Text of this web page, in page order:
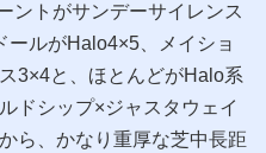
ントがサンデーサイレンス
ルがHalo4×5、メイショ
3×4と、ほとんどがHalo系
ドシップ×ジャスタウェイ
ら、かなり重厚な芝中長距